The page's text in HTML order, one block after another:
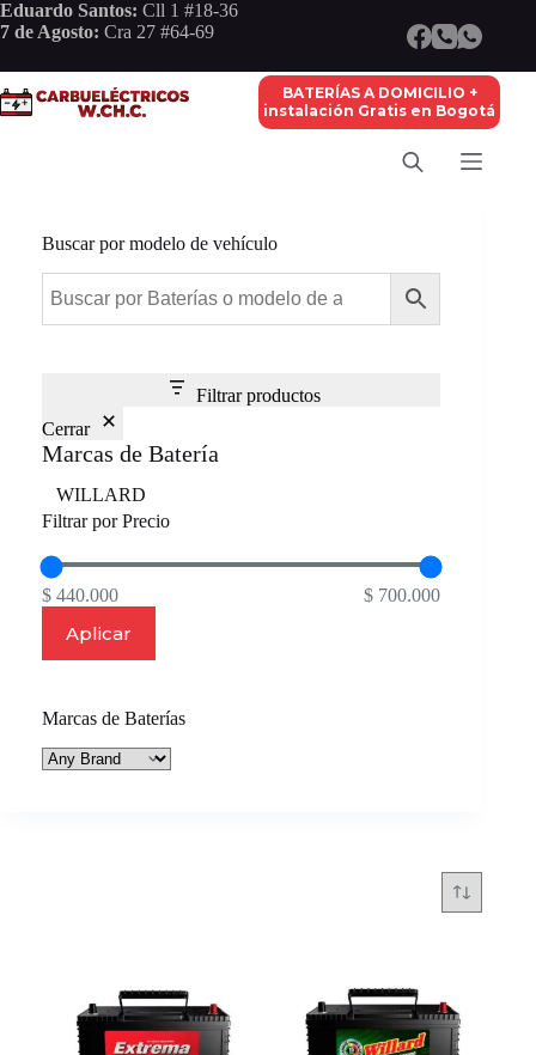
Saltar
al
Eduardo Santos: Cll 1 #18-36
7 de Agosto: Cra 27 #64-69
BATERÍAS A DOMICILIO +
instalación Gratis en Bogotá
Buscar por modelo de vehículo
Filtrar productos
Cerrar
Marcas de Batería
Marca
WILLARD
Filtrar por Precio
$ 440.000 $ 700.000
Aplicar
Marcas de Baterías